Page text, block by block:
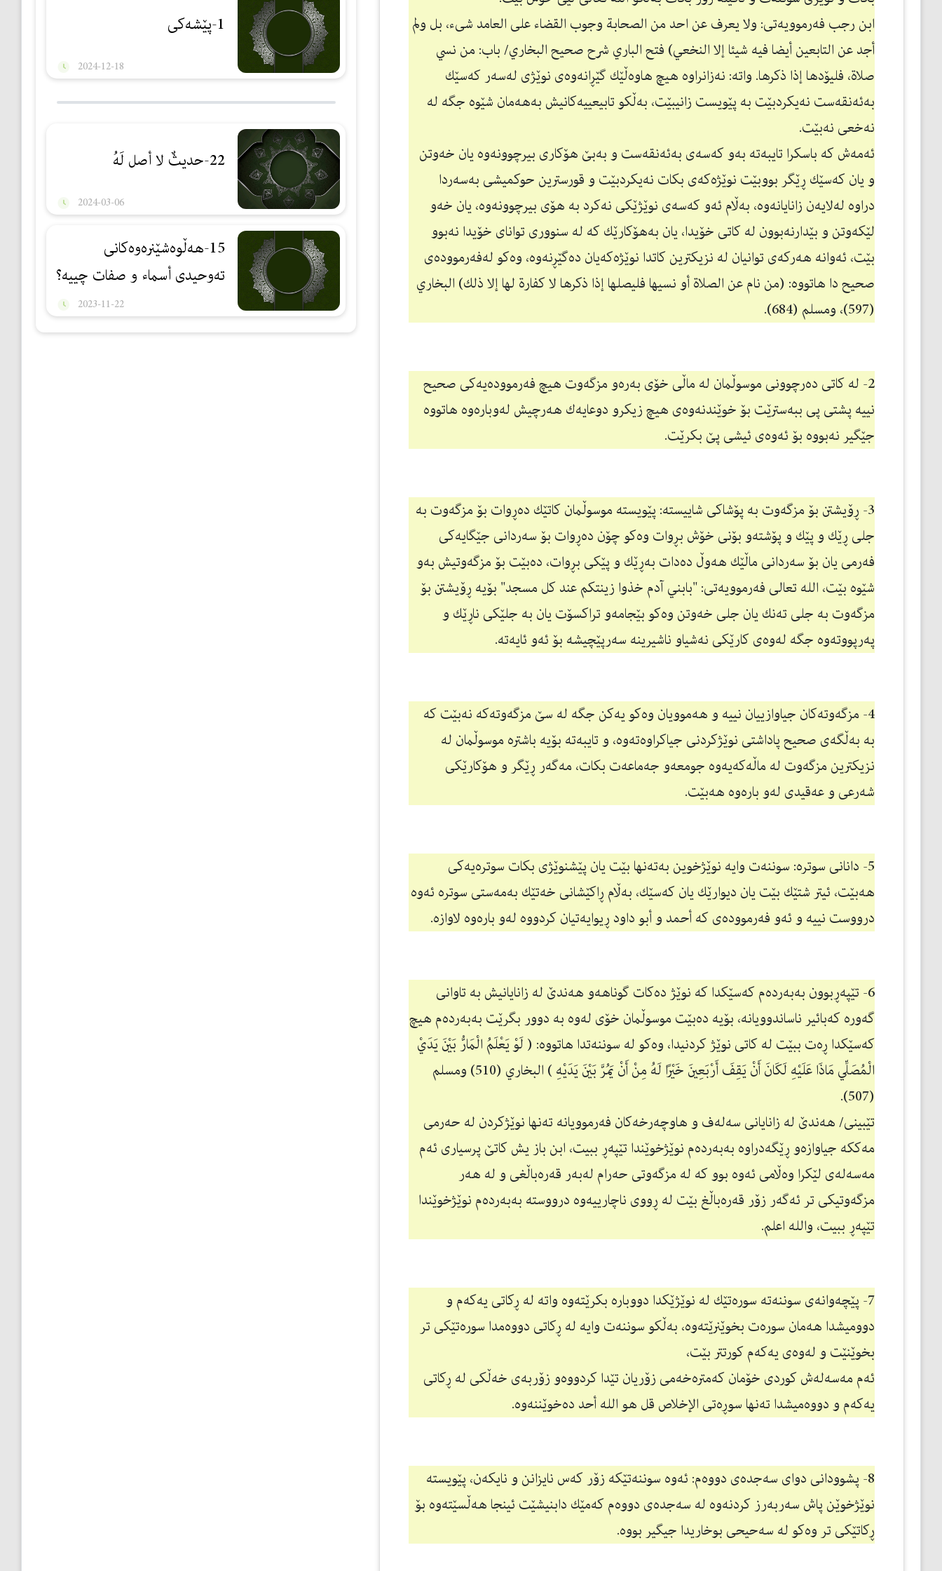
ابن رجب فەرموویەتی: ولا یعرف عن احد من الصحابة وجوب القضاء علی العامد شیء، بل ولم
أجد عن التابعین أیضا فیه شیئا إلا النخعي) فتح الباري شرح صحيح البخاري/ باب: من نسي
صلاة، فلیۆدها إذا ذكرها. واتە: نەزانراوە هیچ هاوەڵێك گێڕانەوەی نوێژی لەسەر كەسێك
بەئەنقەست نەیكردبێت بە پێویست زانیبێت، بەڵكو تابیعییەكانیش بەهەمان شێوە جگە لە
نەخعی نەبێت.
ئەمەش كە باسكرا تایبەتە بەو كەسەی بەئەنقەست و بەبێ هۆكاری بیرچوونەوە یان خەوتن
و یان كەسێك ڕێگر بووبێت نوێژەكەی بكات نەیكردبێت و قورسترین حوكمیشی بەسەردا
دراوە لەلایەن زانایانەوە، بەڵام ئەو كەسەی نوێژێكی نەكرد بە هۆی بیرچوونەوە، یان خەو
لێكەوتن و بێدارنەبوون لە كاتی خۆیدا، یان بەهۆكارێك كە لە سنووری توانای خۆیدا نەبوو
بێت، ئەوانە هەركەی توانیان لە نزیكترین كاتدا نوێژەكەیان دەگێڕنەوە، وەكو لەفەرموودەی
صحیح دا هاتووە: (من نام عن الصلاة أو نسيها فليصلها إذا ذكرها لا كفارة لها إلا ذلك) البخاري
(597)، ومسلم (684).
2- لە كاتی دەرچوونی موسوڵمان لە ماڵی خۆی بەرەو مزگەوت هیچ فەرموودەیەكی صحیح
نییە پشتی پی ببەسترێت بۆ خوێندنەوەی هیچ زیكرو دوعایەك هەرچیش لەوبارەوە هاتووە
جێگیر نەبووە بۆ ئەوەی ئیشی پێ بكرێت.
3- ڕۆیشتن بۆ مزگەوت بە پۆشاكی شاییستە: پێویستە موسوڵمان كاتێك دەڕوات بۆ مزگەوت بە
جلی ڕێك و پێك و پۆشتەو بۆنی خۆش بڕوات وەكو چۆن دەڕوات بۆ سەردانی جێگایەكی
فەرمی یان بۆ سەردانی ماڵێك هەوڵ دەدات بەڕێك و پێكی بڕوات، دەبێت بۆ مزگەوتیش بەو
شێوە بێت، الله تعالی فەرموویەتی: "بابني آدم خذوا زينتكم عند كل مسجد" بۆیە ڕۆیشتن بۆ
مزگەوت بە جلی تەنك یان جلی خەوتن وەكو بێجامەو تراكسۆت یان بە جلێكی ناڕێك و
پەرپووتەوە جگە لەوەی كارێكی نەشیاو ناشیرینە سەرپێچیشە بۆ ئەو ئایەتە.
4- مزگەوتەكان جیاوازییان نییە و هەموویان وەكو یەكن جگە لە سێ مزگەوتەكە نەبێت كە
بە بەڵگەی صحیح پاداشتی نوێژكردنی جیاكراوەتەوە، و تایبەتە بۆیە باشترە موسوڵمان لە
نزیكترین مزگەوت لە ماڵەكەیەوە جومعەو جەماعەت بكات، مەگەر ڕێگر و هۆكارێكی
شەرعی و عەقیدی لەو بارەوە هەبێت.
5- دانانی سوترە: سوننەت وایە نوێژخوین بەتەنها بێت یان پێشنوێژی بكات سوترەیەكی
هەبێت، ئیتر شتێك بێت یان دیوارێك یان كەسێك، بەڵام ڕاكێشانی خەتێك بەمەستی سوترە ئەوە
درووست نییە و ئەو فەرموودەی كە أحمد و أبو داود ڕیوایەتیان كردووە لەو بارەوە لاوازە.
6- تێپەڕبوون بەبەردەم كەسێكدا كە نوێژ دەكات گوناهەو هەندێ لە زانایانیش بە تاوانی
گەورە كەبائیر ناساندوویانە، بۆیە دەبێت موسوڵمان خۆی لەوە بە دوور بگرێت بەبەردەم هیچ
كەسێكدا ڕەت ببێت لە كاتی نوێژ كردنیدا، وەكو لە سوننەتدا هاتووە: ( لَوْ يَعْلَمُ الْمَارُّ بَيْنَ يَدَيْ
الْمُصَلِّي مَاذَا عَلَيْهِ لَكَانَ أَنْ يَقِفَ أَرْبَعِينَ خَيْرًا لَهُ مِنْ أَنْ يَمُرَّ بَيْنَ يَدَيْهِ ) البخاري (510) ومسلم
(507).
تێبینی/ هەندێ لە زانایانی سەلەف و هاوچەرخەكان فەرموویانە تەنها نوێژكردن لە حەرمی
مەككە جیاوازەو ڕێگەدراوە بەبەردەم نوێژخوێندا تێپەڕ ببیت، ابن باز یش كاتێ پرسیاری ئەم
مەسەلەی لێكرا وەڵامی ئەوە بوو كە لە مزگەوتی حەرام لەبەر قەرەباڵغی و لە هەر
مزگەوتیكی تر ئەگەر زۆر قەرەباڵغ بێت لە ڕووی ناچارییەوە درووستە بەبەردەم نوێژخوێندا
تێپەڕ ببیت، والله اعلم.
7- پێچەوانەی سوننەتە سورەتێك لە نوێژێكدا دووبارە بكرێتەوە واتە لە ڕكاتی یەكەم و
دوومیشدا هەمان سورەت بخوێنرێتەوە، بەڵكو سوننەت وایە لە ڕكاتی دووەمدا سورەتێكی تر
بخوێنێت و لەوەی یەكەم كورتتر بێت،
ئەم مەسەلەش كوردی خۆمان كەمترەخەمی زۆریان تێدا كردووەو زۆربەی خەڵكی لە ڕكاتی
یەكەم و دووەمیشدا تەنها سوڕەتی الإخلاص قل هو الله أحد دەخوێننەوە.
8- پشوودانی دوای سەجدەی دووەم: ئەوە سوننەتێكە زۆر كەس نایزانن و نایكەن، پێویستە
نوێژخوێن پاش سەربەرز كردنەوە لە سەجدەی دووەم كەمێك دابنیشێت ئینجا هەڵسێتەوە بۆ
ڕكاتێكی تر وەكو لە سەحیحی بوخاریدا جیگیر بووە.
1-پێشەکی
2024-12-18
22-حديثٌ لا أصل لَهُ
2024-03-06
15-هەڵوەشێنرەوەكانی
تەوحیدی أسماء و صفات چییە؟
2023-11-22